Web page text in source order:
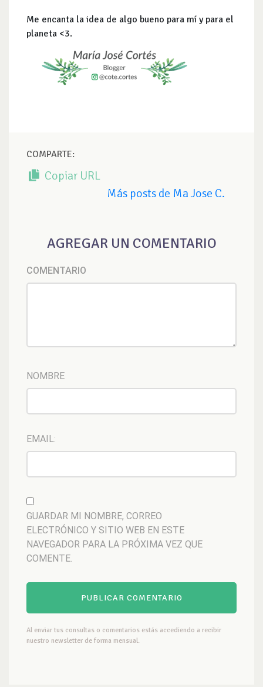
Me encanta la idea de algo bueno para mí y para el
planeta <3.
COMPARTE:
Copiar URL
Más posts de Ma Jose C.
AGREGAR UN COMENTARIO
COMENTARIO
NOMBRE
EMAIL:
GUARDAR MI NOMBRE, CORREO
ELECTRÓNICO Y SITIO WEB EN ESTE
NAVEGADOR PARA LA PRÓXIMA VEZ QUE
COMENTE.
Al enviar tus consultas o comentarios estás accediendo a recibir
nuestro newsletter de forma mensual.